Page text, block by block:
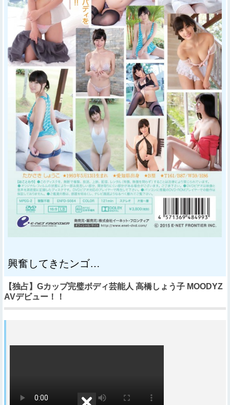
興奮してきたンゴ…
【独占】Gカップ完璧ボディ芸能人 高橋しょう子 MOODYZ
AVデビュー！！